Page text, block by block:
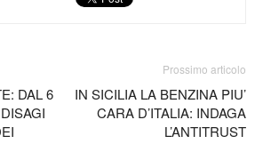
DAL 6
Prossimo articolo
IN SICILIA LA BENZINA PIU’
CARA D’ITALIA: INDAGA
L’ANTITRUST